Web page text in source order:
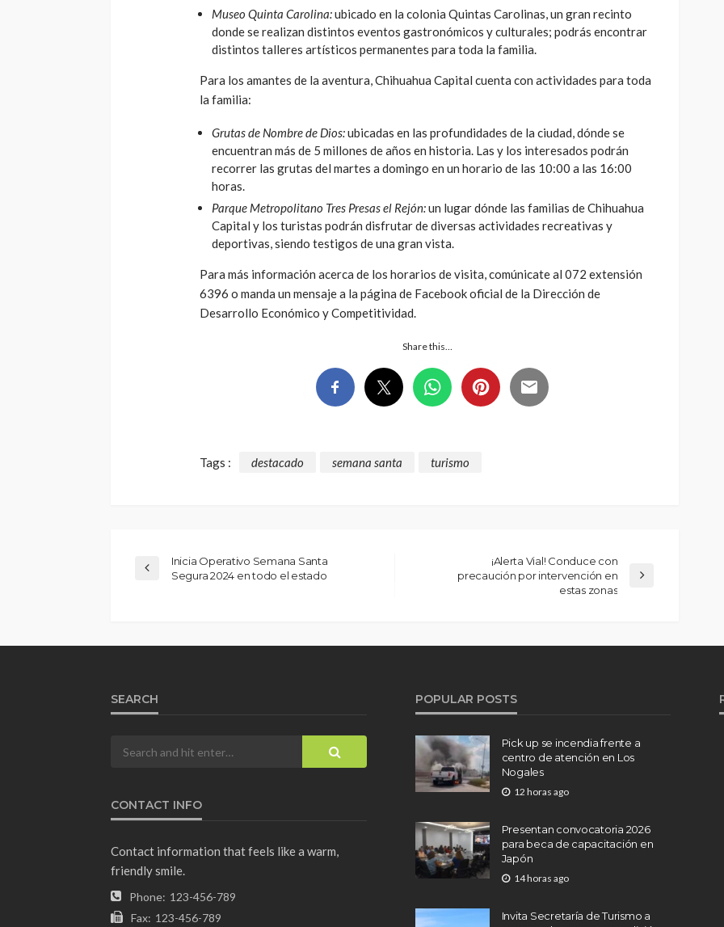
Museo Quinta Carolina:ubicado en la colonia Quintas Carolinas, un gran recinto
donde se realizan distintos eventos gastronómicos y culturales; podrás encontrar
distintos talleres artísticos permanentes para toda la familia.
Para los amantes de la aventura, Chihuahua Capital cuenta con actividades para toda
la familia:
Grutas de Nombre de Dios:ubicadas en las profundidades de la ciudad, dónde se
encuentran más de 5 millones de años en historia. Las y los interesados podrán
recorrer las grutas del martes a domingo en un horario de las 10:00 a las 16:00
horas.
Parque Metropolitano Tres Presas el Rejón:un lugar dónde las familias de Chihuahua
Capital y los turistas podrán disfrutar de diversas actividades recreativas y
deportivas, siendo testigos de una gran vista.
Para más información acerca de los horarios de visita, comúnicate al 072 extensión
6396 o manda un mensaje a la página de Facebook oficial de la Dirección de
Desarrollo Económico y Competitividad.
Share this…
Tags : destacado semana santa turismo
Inicia Operativo Semana Santa
Segura 2024 en todo el estado
¡Alerta Vial! Conduce con
precaución por intervención en
estas zonas
SEARCH
CONTACT INFO
Contact information that feels like a warm,
friendly smile.
Phone: 123-456-789
Fax: 123-456-789
POPULAR POSTS
Pick up se incendia frente a
centro de atención en Los
Nogales
12 horas ago
Presentan convocatoria 2026
para beca de capacitación en
Japón
14 horas ago
Invita Secretaría de Turismo a